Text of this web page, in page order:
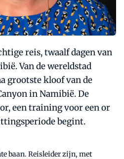
reis, twaalf dagen van
Van de wereldstad
grootste kloof van de
in Namibië. De
een training voor een or
begint.
baan. Reisleider zijn, met